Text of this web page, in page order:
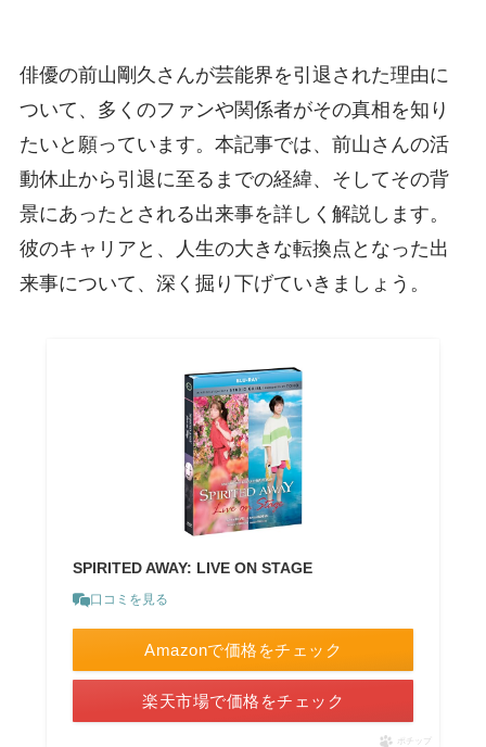
俳優の前山剛久さんが芸能界を引退された理由に
ついて、多くのファンや関係者がその真相を知り
たいと願っています。本記事では、前山さんの活
動休止から引退に至るまでの経緯、そしてその背
景にあったとされる出来事を詳しく解説します。
彼のキャリアと、人生の大きな転換点となった出
来事について、深く掘り下げていきましょう。
SPIRITED AWAY: LIVE ON STAGE
口コミを見る
Amazonで価格をチェック
楽天市場で価格をチェック
ポチップ